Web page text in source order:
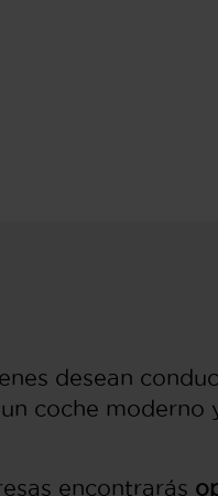
desean
coche moderno
encontrarás